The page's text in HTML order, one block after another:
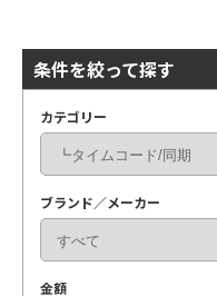
条件を絞って探す
カテゴリー
ブランド／メーカー
金額